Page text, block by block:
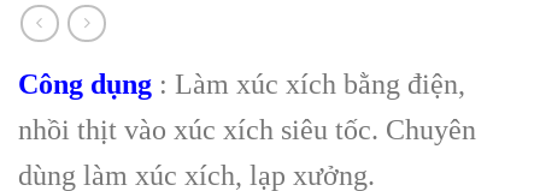
Công dụng : Làm xúc xích bằng điện,
nhồi thịt vào xúc xích siêu tốc. Chuyên
dùng làm xúc xích, lạp xưởng.